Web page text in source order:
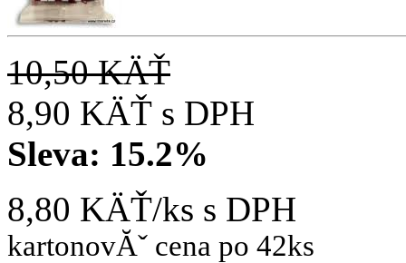
10,50 KÄŤ
8,90 KÄŤ s DPH
Sleva: 15.2%
8,80 KÄŤ/ks s DPH
kartonovĂˇ cena po 42ks